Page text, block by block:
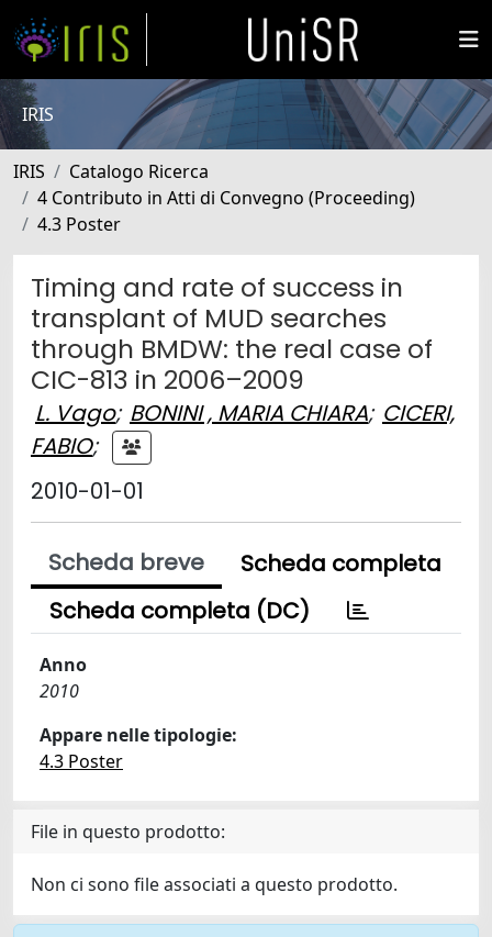
IRIS
IRIS
Catalogo Ricerca
4 Contributo in Atti di Convegno (Proceeding)
4.3 Poster
Timing and rate of success in
transplant of MUD searches
through BMDW: the real case of
CIC-813 in 2006–2009
L. Vago; BONINI , MARIA CHIARA; CICERI,
FABIO;
2010-01-01
Scheda breve
Scheda completa
Scheda completa (DC)
Anno
2010
Appare nelle tipologie:
4.3 Poster
File in questo prodotto:
Non ci sono file associati a questo prodotto.